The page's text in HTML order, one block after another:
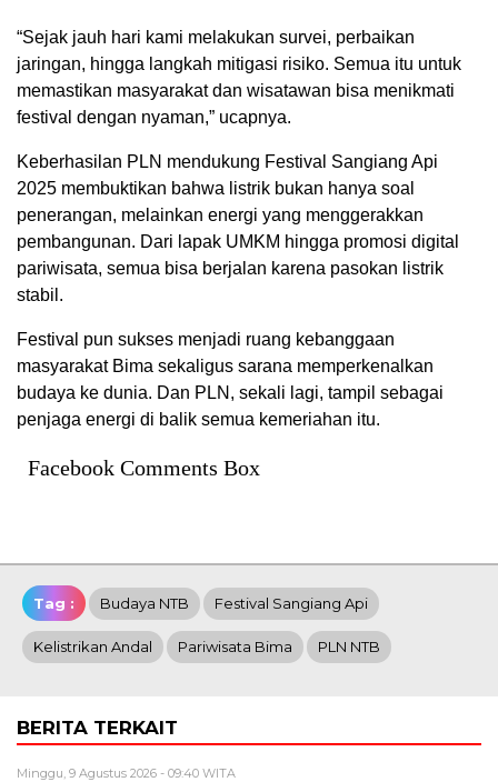
“Sejak jauh hari kami melakukan survei, perbaikan
jaringan, hingga langkah mitigasi risiko. Semua itu untuk
memastikan masyarakat dan wisatawan bisa menikmati
festival dengan nyaman,” ucapnya.
Keberhasilan PLN mendukung Festival Sangiang Api
2025 membuktikan bahwa listrik bukan hanya soal
penerangan, melainkan energi yang menggerakkan
pembangunan. Dari lapak UMKM hingga promosi digital
pariwisata, semua bisa berjalan karena pasokan listrik
stabil.
Festival pun sukses menjadi ruang kebanggaan
masyarakat Bima sekaligus sarana memperkenalkan
budaya ke dunia. Dan PLN, sekali lagi, tampil sebagai
penjaga energi di balik semua kemeriahan itu.
Facebook Comments Box
Tag : Budaya NTB Festival Sangiang Api
Kelistrikan Andal Pariwisata Bima PLN NTB
BERITA TERKAIT
Minggu, 9 Agustus 2026 - 09:40 WITA